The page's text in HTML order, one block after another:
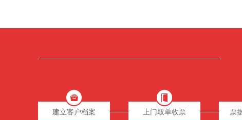
建立客户档案 上门取单收票 票